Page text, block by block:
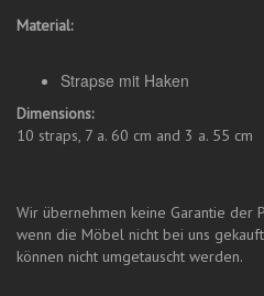
Material:
Strapse mit Haken
Dimensions:
10 straps, 7 a. 60 cm and 3 a. 55 cm
Wir übernehmen keine Garantie der
wenn die Möbel nicht bei uns
können nicht umgetauscht werden.